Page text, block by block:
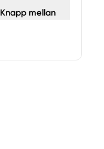
Knapp mellan